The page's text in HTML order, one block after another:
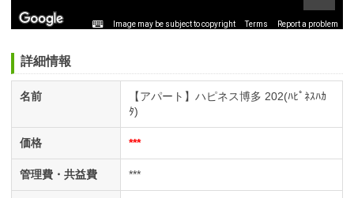
Image may be subject to copyright Terms Report a problem
詳細情報
名前
【アパート】ハピネス博多 202(ﾊﾋﾟﾈｽﾊｶ
ﾀ)
価格 ***
管理費・共益費 ***